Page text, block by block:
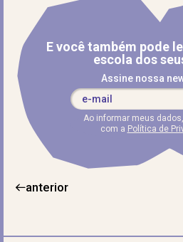
E você também pode
escola dos
Assine nossa
Ao informar meus
com a Política de
anterior